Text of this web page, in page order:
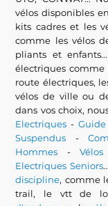
vélos disponibles
kits cadres et les
comme les vélos
pliants et
électriques comme
route électriques,
vélos de ville ou
dans vos choix,
Electriques -
Suspendus -
Hommes -
Electriques Seniors
discipline, comme
trail, le vtt de